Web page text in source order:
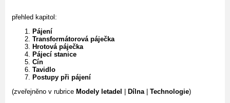
přehled kapitol:
Pájení
Transformátorová páječka
Hrotová páječka
Pájecí stanice
Cín
Tavidlo
Postupy při pájení
(zveřejněno v rubrice Modely letadel Dílna| Technologie)